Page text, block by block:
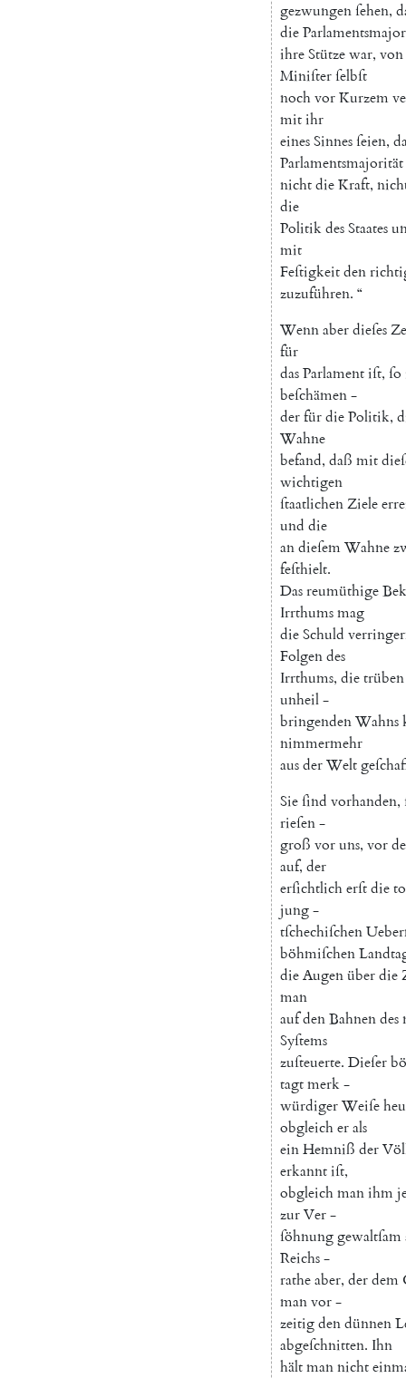
gezwungenſehen,
die
ihreStützewar, von
Miniſterſelbſt
nochvorKurzem
mitihr
einesSinnesſeien,
Parlamentsmajorität
nichtdieKraft,
die
PolitikdesStaates
mit
Feſtigkeitden
zuzuführen. “
Wennaberdieſes
für
dasParlamentiſt, ſo
beſchämen-
derfürdiePolitik,
Wahne
befand, daß mit
wichtigen
ſtaatlichenZiele
und die
andieſemWahne
feſthielt.
Dasreumüthige
Irrthumsmag
dieSchuld
Folgendes
Irrthums, dietrüben
unheil-
bringendenWahns
nimmermehr
ausderWelt
Sieſind vorhanden,
rieſen-
groß voruns, vor
auf, der
erſichtlicherſtdie
jung-
tſchechiſchen
böhmiſchen
dieAugenüberdie
man
aufdenBahnendes
Syſtems
zuſteuerte. Dieſer
tagtmerk-
würdigerWeiſe
obgleicherals
einHemniß der
erkanntiſt,
obgleichmanihm
zurVer-
ſöhnunggewaltſam
Reichs-
ratheaber, derdem
manvor-
zeitigdendünnen
abgeſchnitten. Ihn
hältmannicht